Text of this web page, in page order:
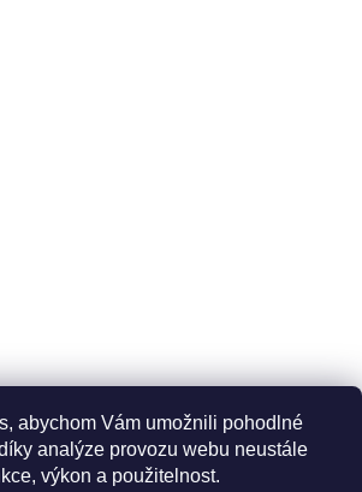
abychom Vám umožnili pohodlné
analýze provozu webu neustále
výkon a použitelnost.